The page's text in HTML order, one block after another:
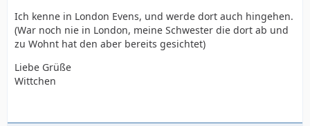
Ich kenne in London Evens, und werde dort auch hingehen.
(War noch nie in London, meine Schwester die dort ab und
zu Wohnt hat den aber bereits gesichtet)
Liebe Grüße
Wittchen